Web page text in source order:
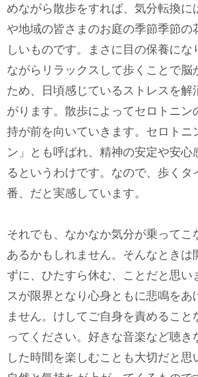
めながら散歩をすれば、気分転換に
や地域の皆さまのお庭の季節季節の
しいものです。まさに目の保養にな
ながらリラックスして歩くことで脳
ため、日頃感じているストレスを解
がります。散歩によってセロトニン
持が前を向いていきます。セロトニ
ン」とも呼ばれ、精神の安定や安心
るというわけです。なので、歩くタ
番、だと実感しています。
それでも、なかなか気分が乗ってこ
あるかもしれません。そんなときは
ずに、ひたすら休む、ことだと思い
スが限界となり心身ともに悲鳴をあ
ません。けしてご自身を責めること
ってください。好きな音楽など聴き
した時間を楽しむことも大切だと思